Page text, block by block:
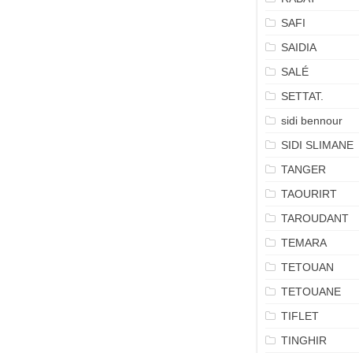
SAFI
SAIDIA
SALÉ
SETTAT.
sidi bennour
SIDI
TANGER
TAOURIRT
TAROUDANT
TEMARA
TETOUAN
TETOUANE
TIFLET
TINGHIR